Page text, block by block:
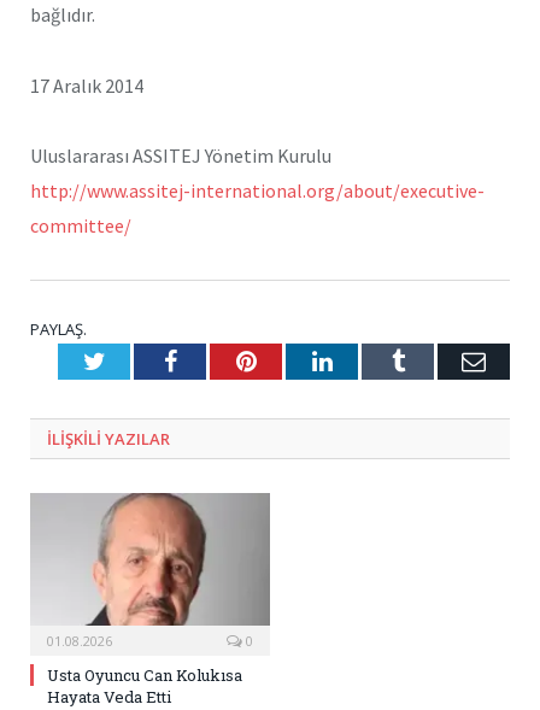
bağlıdır.
17 Aralık 2014
Uluslararası ASSITEJ Yönetim Kurulu
http://www.assitej-international.org/about/executive-
committee/
PAYLAŞ.
TwitterFacebookPinterestLinkedInTumblr E-
ILIŞKILI YAZILAR
01.08.2026 0
Usta Oyuncu Can Kolukısa
Hayata Veda Etti